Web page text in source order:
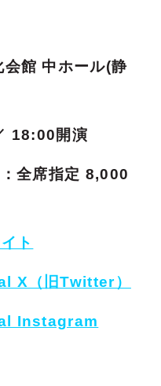
会館 中ホール(静
18:00開演
全席指定 8,000
ト
X（旧Twitter）
Instagram